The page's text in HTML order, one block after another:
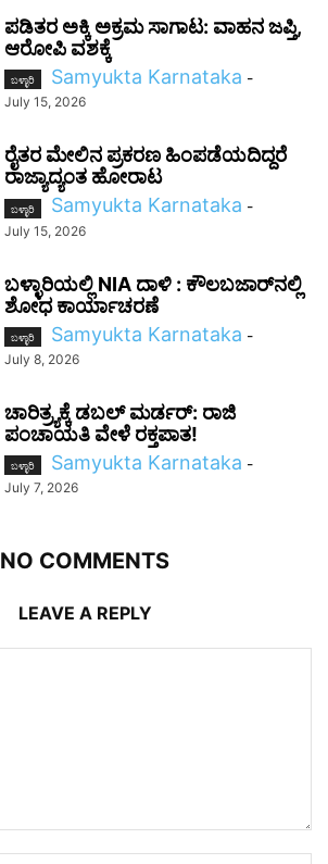
ಪಡಿತರ ಅಕ್ಕಿ ಅಕ್ರಮ ಸಾಗಾಟ: ವಾಹನ ಜಪ್ತಿ,
ಆರೋಪಿ ವಶಕ್ಕೆ
ಬಳ್ಳಾರಿ Samyukta Karnataka -
July 15, 2026
ರೈತರ ಮೇಲಿನ ಪ್ರಕರಣ ಹಿಂಪಡೆಯದಿದ್ದರೆ
ರಾಜ್ಯಾದ್ಯಂತ ಹೋರಾಟ
ಬಳ್ಳಾರಿ Samyukta Karnataka -
July 15, 2026
ಬಳ್ಳಾರಿಯಲ್ಲಿ NIA ದಾಳಿ : ಕೌಲಬಜಾರ್‌ನಲ್ಲಿ
ಶೋಧ ಕಾರ್ಯಾಚರಣೆ
ಬಳ್ಳಾರಿ Samyukta Karnataka -
July 8, 2026
ಚಾರಿತ್ರ್ಯಕ್ಕೆ ಡಬಲ್ ಮರ್ಡರ್: ರಾಜಿ
ಪಂಚಾಯತಿ ವೇಳೆ ರಕ್ತಪಾತ!
ಬಳ್ಳಾರಿ Samyukta Karnataka -
July 7, 2026
NO COMMENTS
LEAVE A REPLY